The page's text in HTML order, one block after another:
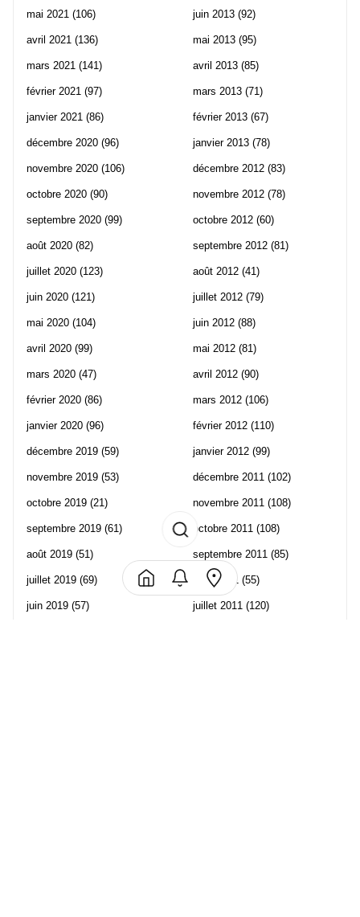
mai 2021 (106)
avril 2021 (136)
mars 2021 (141)
février 2021 (97)
janvier 2021 (86)
décembre 2020 (96)
novembre 2020 (106)
octobre 2020 (90)
septembre 2020 (99)
août 2020 (82)
juillet 2020 (123)
juin 2020 (121)
mai 2020 (104)
avril 2020 (99)
mars 2020 (47)
février 2020 (86)
janvier 2020 (96)
décembre 2019 (59)
novembre 2019 (53)
octobre 2019 (21)
septembre 2019 (61)
août 2019 (51)
juillet 2019 (69)
juin 2019 (57)
juin 2013 (92)
mai 2013 (95)
avril 2013 (85)
mars 2013 (71)
février 2013 (67)
janvier 2013 (78)
décembre 2012 (83)
novembre 2012 (78)
octobre 2012 (60)
septembre 2012 (81)
août 2012 (41)
juillet 2012 (79)
juin 2012 (88)
mai 2012 (81)
avril 2012 (90)
mars 2012 (106)
février 2012 (110)
janvier 2012 (99)
décembre 2011 (102)
novembre 2011 (108)
octobre 2011 (108)
septembre 2011 (85)
août 2011 (55)
juillet 2011 (120)